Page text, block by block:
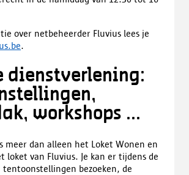
over netbeheerder Fluvius lees je
.
dienstverlening:
workshops ...
meer dan alleen het Loket Wonen en
loket van Fluvius. Je kan er tijdens de
tentoonstellingen bezoeken, de